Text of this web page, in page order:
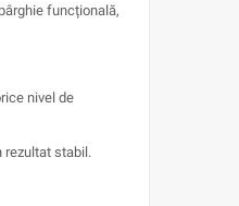
funcțională,
nivel de
rezultat stabil.